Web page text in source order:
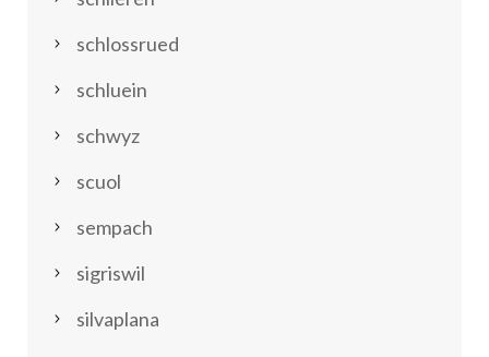
schlossrued
schluein
schwyz
scuol
sempach
sigriswil
silvaplana